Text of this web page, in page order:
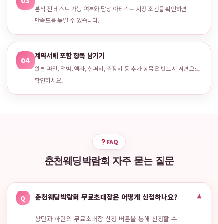
본식 전 테스트 가능 여부와 담당 아티스트 지정 조건을 확인하면
만족도를 높일 수 있습니다.
04 계약서에 포함 항목 남기기
원본 파일, 앨범, 액자, 헬퍼비, 출장비 등 추가 항목은 반드시 서면으로
확인하세요.
FAQ
춘천웨딩박람회 자주 묻는 질문
Q 춘천웨딩박람회 무료초대장은 어떻게 신청하나요? ▼
상단과 하단의 무료초대장 신청 버튼을 통해 신청할 수